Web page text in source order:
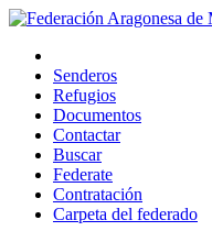
Senderos
Refugios
Documentos
Contactar
Buscar
Federate
Contratación
Carpeta del federado